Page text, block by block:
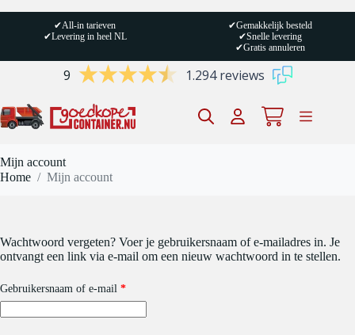
✔All-in tarieven
✔Levering in heel NL
✔Gemakkelijk besteld
✔Snelle levering
✔Gratis annuleren
9 1.294 reviews
Winkelwagen
Mijn account
Home / Mijn account
Wachtwoord vergeten? Voer je gebruikersnaam of e-mailadres in. Je
ontvangt een link via e-mail om een nieuw wachtwoord in te stellen.
Gebruikersnaam of e-mail *Vereist